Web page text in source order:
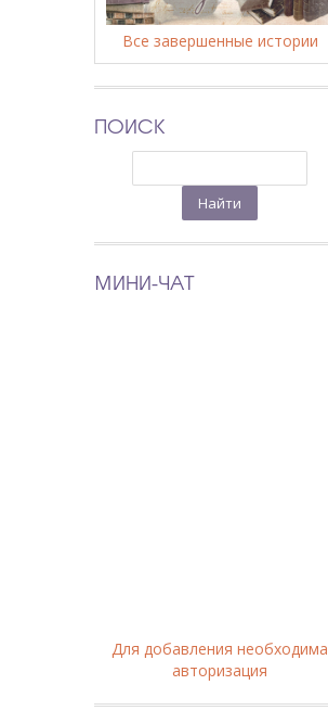
Все завершенные истории
ПОИСК
МИНИ-ЧАТ
Для добавления необходима
авторизация